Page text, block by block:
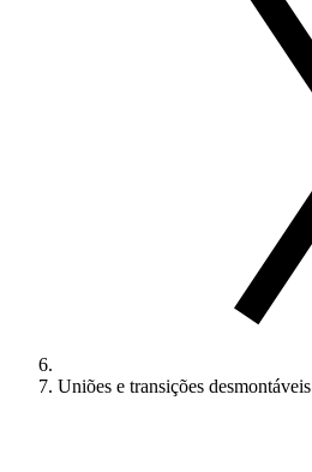
Uniões e transições desmontáveis